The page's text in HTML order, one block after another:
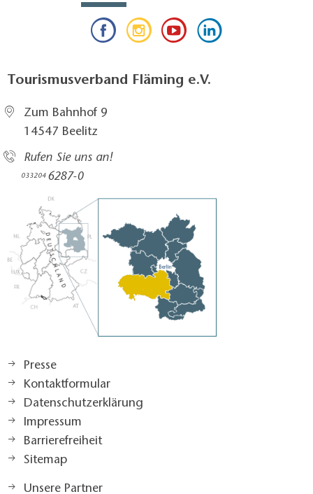
Tourismusverband Fläming e.V.
Zum Bahnhof 9
14547 Beelitz
Rufen Sie uns an!
033204 6287-0
Presse
Kontaktformular
Datenschutzerklärung
Impressum
Barrierefreiheit
Sitemap
Unsere Partner